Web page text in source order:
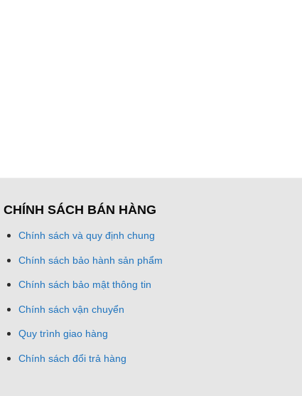
CHÍNH SÁCH BÁN HÀNG
Chính sách và quy định chung
Chính sách bảo hành sản phẩm
Chính sách bảo mật thông tin
Chính sách vận chuyển
Quy trình giao hàng
Chính sách đổi trả hàng